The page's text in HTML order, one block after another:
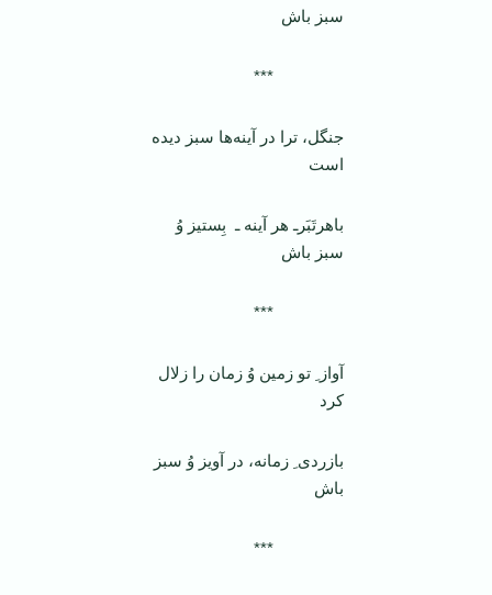
سبز باش
***
جنگل، ترا در آینه‌ها سبز دیده
است
باهرتَبَرـ هر آینه ـ بِستیز وُ
سبز باش
***
آواز ِ تو زمین وُ زمان را زلال
کرد
بازردی ِ زمانه، در آویز وُ سبز
باش
***